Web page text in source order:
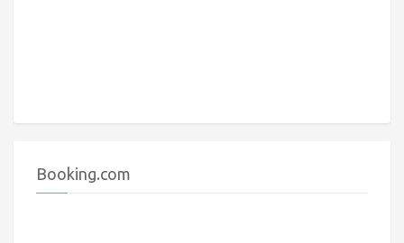
Booking.com